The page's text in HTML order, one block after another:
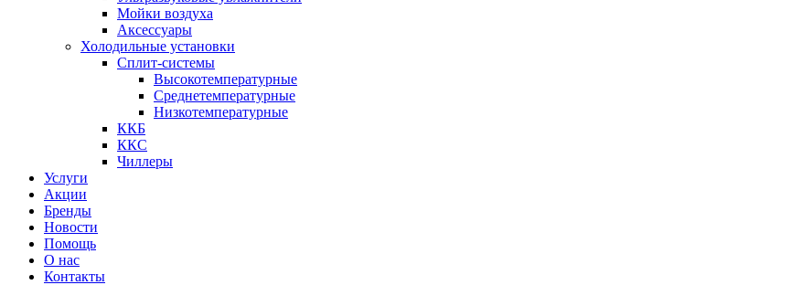
Мойки воздуха
Аксессуары
Холодильные установки
Сплит-системы
Высокотемпературные
Среднетемпературные
Низкотемпературные
ККБ
ККС
Чиллеры
Услуги
Акции
Бренды
Новости
Помощь
О нас
Контакты